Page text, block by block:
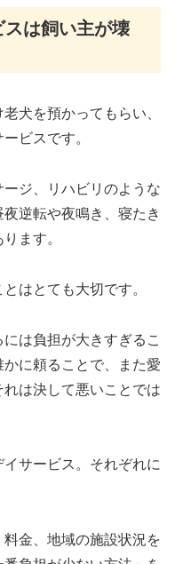
スは飼い主が壊
犬を預かってもらい、
ビスです。
ジ、リハビリのような
逆転や夜鳴き、寝たき
ます。
はとても大切です。
は負担が大きすぎるこ
に頼ることで、また愛
は決して悪いことでは
サービス。それぞれに
金、地域の施設状況を